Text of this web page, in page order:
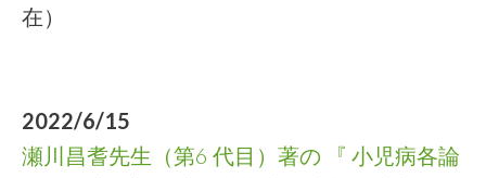
在）
2022/6/15
瀬川昌耆先生（第6 代目）著の 『 小児病各論